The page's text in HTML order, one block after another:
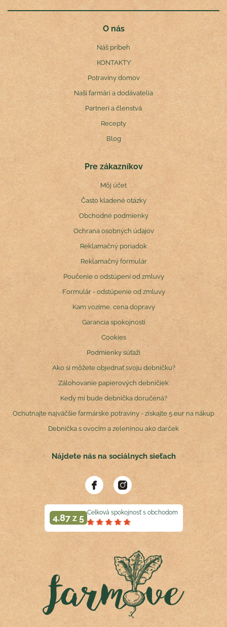
O nás
Náš príbeh
KONTAKTY
Potraviny domov
Naši farmári a dodávatelia
Partneri a členstvá
Recepty
Blog
Pre zákazníkov
Môj účet
Často kladené otázky
Obchodné podmienky
Ochrana osobných údajov
Reklamačný poriadok
Reklamačný formulár
Poučenie o odstúpení od zmluvy
Formulár - odstúpenie od zmluvy
Kam vozíme, cena dopravy
Garancia spokojnosti
Cookies
Podmienky súťaží
Ako si môžete objednať svoju debničku?
Zálohovanie papierových debničiek
Kedy mi bude debnička doručená?
Ochutnajte najväčšie farmárske potraviny - získajte 5 eur na nákup
Debnička s ovocím a zeleninou ako darček
Nájdete nás na sociálnych sieťach
4.87 z 5
Celková spokojnosť s obchodom